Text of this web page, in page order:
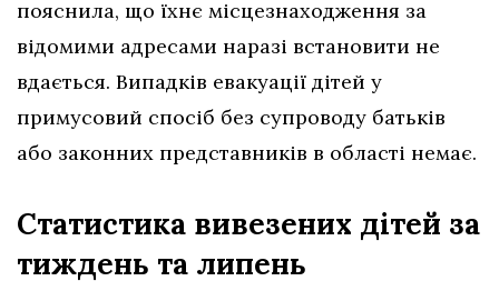
пояснила, що їхнє місцезнаходження за
відомими адресами наразі встановити не
вдається. Випадків евакуації дітей у
примусовий спосіб без супроводу батьків
або законних представників в області немає.
Статистика вивезених дітей за
тиждень та липень